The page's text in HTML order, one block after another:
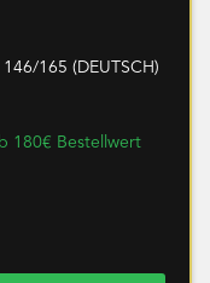
165 (DEUTSCH)
180€ Bestellwert